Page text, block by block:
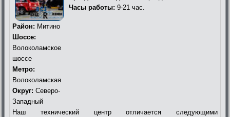
Часы работы: 9-21 час.
Район: Митино
Шоссе:
Волоколамское
шоссе
Метро:
Волоколамская
Округ: Северо-
Западный
Наш технический центр отличается следующими